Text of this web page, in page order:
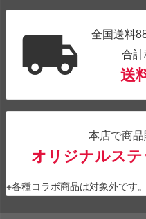
全国送料
合
送
本店で商
オリジナルス
※各種コラボ商品は対象外です。